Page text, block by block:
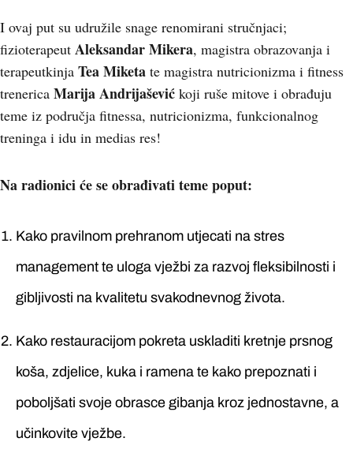
I ovaj put su udružile snage renomirani stručnjaci;
fizioterapeut Aleksandar Mikera, magistra obrazovanja i
terapeutkinja Tea Miketa te magistra nutricionizma i fitness
trenerica Marija Andrijašević koji ruše mitove i obrađuju
teme iz područja fitnessa, nutricionizma, funkcionalnog
treninga i idu in medias res!
Na radionici će se obrađivati teme poput:
Kako pravilnom prehranom utjecati na stres
management te uloga vježbi za razvoj fleksibilnosti i
gibljivosti na kvalitetu svakodnevnog života.
Kako restauracijom pokreta uskladiti kretnje prsnog
koša, zdjelice, kuka i ramena te kako prepoznati i
poboljšati svoje obrasce gibanja kroz jednostavne, a
učinkovite vježbe.